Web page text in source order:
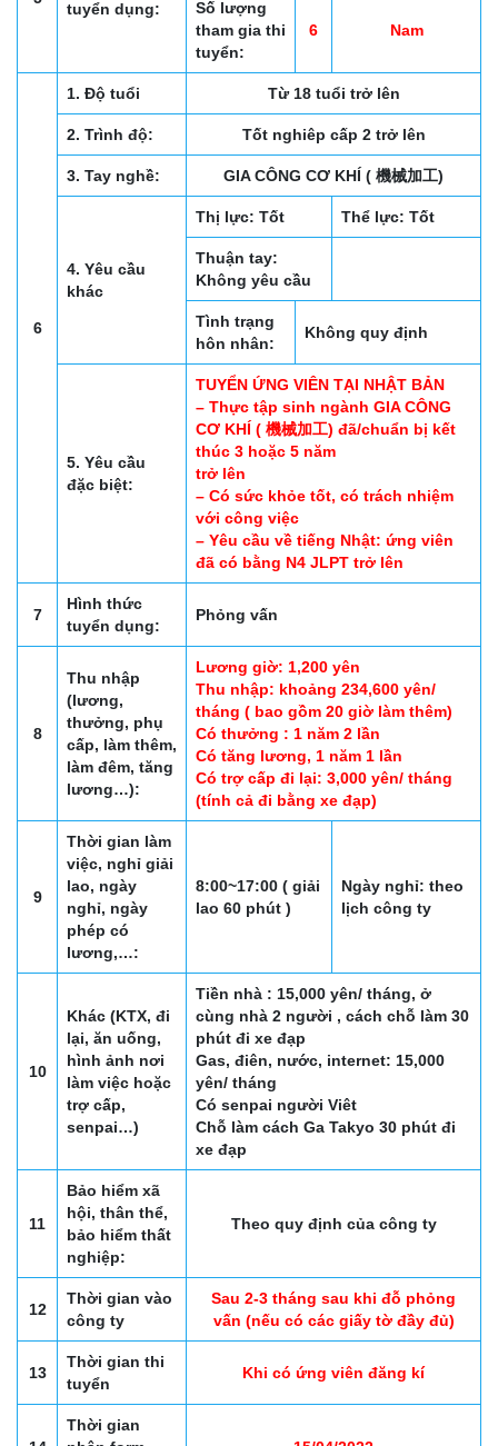
tuyển dụng:
Số lượng
tham gia thi
tuyển:
6 Nam
6
1. Độ tuổi Từ 18 tuổi trở lên
2. Trình độ: Tốt nghiêp cấp 2 trở lên
3. Tay nghề: GIA CÔNG CƠ KHÍ ( 機械加工)
4. Yêu cầu
khác
Thị lực: Tốt Thể lực: Tốt
Thuận tay:
Không yêu cầu
Tình trạng
hôn nhân:
Không quy định
5. Yêu cầu
đặc biệt:
TUYỂN ỨNG VIÊN TẠI NHẬT BẢN
– Thực tập sinh ngành GIA CÔNG
CƠ KHÍ ( 機械加工) đã/chuẩn bị kết
thúc 3 hoặc 5 năm
trở lên
– Có sức khỏe tốt, có trách nhiệm
với công việc
– Yêu cầu về tiếng Nhật: ứng viên
đã có bằng N4 JLPT trở lên
7
Hình thức
tuyển dụng:
Phỏng vấn
8
Thu nhập
(lương,
thưởng, phụ
cấp, làm thêm,
làm đêm, tăng
lương…):
Lương giờ: 1,200 yên
Thu nhập: khoảng 234,600 yên/
tháng ( bao gồm 20 giờ làm thêm)
Có thưởng : 1 năm 2 lần
Có tăng lương, 1 năm 1 lần
Có trợ cấp đi lại: 3,000 yên/ tháng
(tính cả đi bằng xe đạp)
9
Thời gian làm
việc, nghỉ giải
lao, ngày
nghỉ, ngày
phép có
lương,…:
8:00~17:00 ( giải
lao 60 phút )
Ngày nghỉ: theo
lịch công ty
10
Khác (KTX, đi
lại, ăn uống,
hình ảnh nơi
làm việc hoặc
trợ cấp,
senpai…)
Tiền nhà : 15,000 yên/ tháng, ở
cùng nhà 2 người , cách chỗ làm 30
phút đi xe đạp
Gas, điên, nước, internet: 15,000
yên/ tháng
Có senpai người Viêt
Chỗ làm cách Ga Takyo 30 phút đi
xe đạp
11
Bảo hiểm xã
hội, thân thể,
bảo hiểm thất
nghiệp:
Theo quy định của công ty
12
Thời gian vào
công ty
Sau 2-3 tháng sau khi đỗ phỏng
vấn (nếu có các giấy tờ đầy đủ)
13
Thời gian thi
tuyển
Khi có ứng viên đăng kí
Thời gian